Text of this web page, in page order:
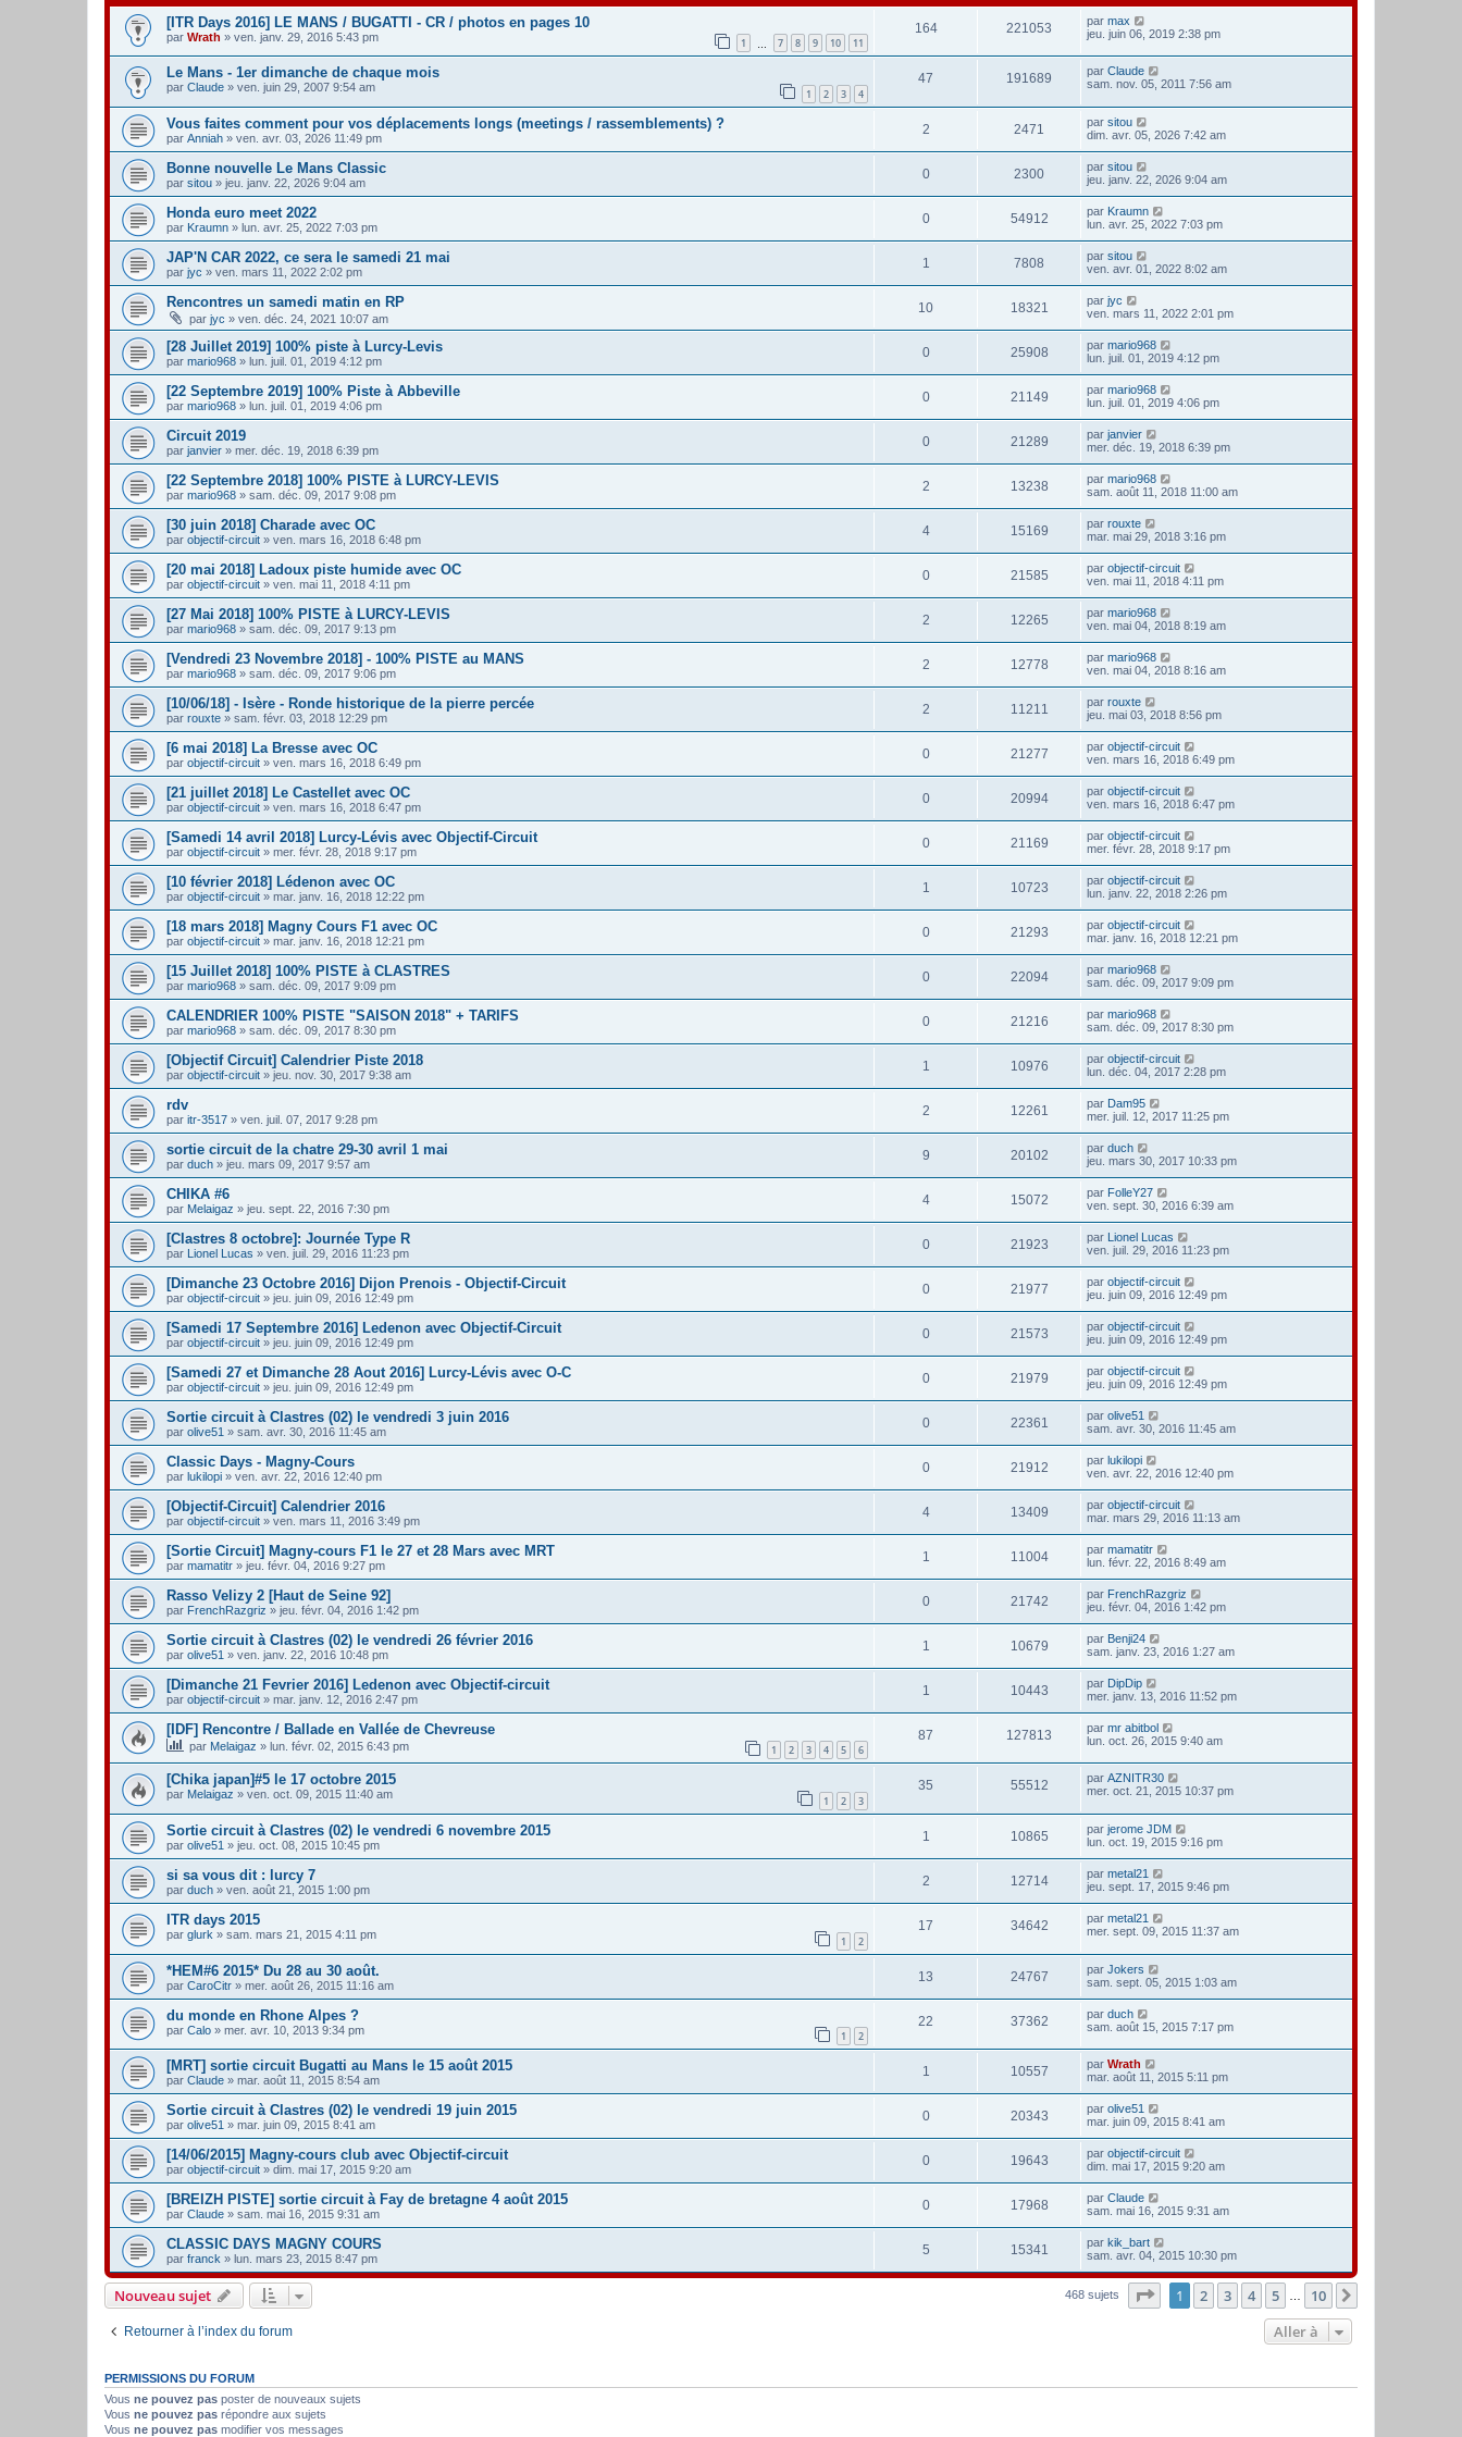
[ITR Days 2016] LE MANS / BUGATTI - CR / photos en pages 10
par Wrath » ven. janv. 29, 2016 5:43 pm 1 7 8 9 10 11
164 221053 par max
jeu. juin 06, 2019 2:38 pm
Le Mans - 1er dimanche de chaque mois
par Claude » ven. juin 29, 2007 9:54 am 1 2 3 4
47 191689 par Claude
sam. nov. 05, 2011 7:56 am
Vous faites comment pour vos déplacements longs (meetings / rassemblements) ?
par Anniah » ven. avr. 03, 2026 11:49 pm
2 2471 par sitou
dim. avr. 05, 2026 7:42 am
Bonne nouvelle Le Mans Classic
par sitou » jeu. janv. 22, 2026 9:04 am
0 2300 par sitou
jeu. janv. 22, 2026 9:04 am
Honda euro meet 2022
par Kraumn » lun. avr. 25, 2022 7:03 pm
0 54912 par Kraumn
lun. avr. 25, 2022 7:03 pm
JAP'N CAR 2022, ce sera le samedi 21 mai
par jyc » ven. mars 11, 2022 2:02 pm
1 7808 par sitou
ven. avr. 01, 2022 8:02 am
Rencontres un samedi matin en RP
par jyc » ven. déc. 24, 2021 10:07 am
10 18321 par jyc
ven. mars 11, 2022 2:01 pm
[28 Juillet 2019] 100% piste à Lurcy-Levis
par mario968 » lun. juil. 01, 2019 4:12 pm
0 25908 par mario968
lun. juil. 01, 2019 4:12 pm
[22 Septembre 2019] 100% Piste à Abbeville
par mario968 » lun. juil. 01, 2019 4:06 pm
0 21149 par mario968
lun. juil. 01, 2019 4:06 pm
Circuit 2019
par janvier » mer. déc. 19, 2018 6:39 pm
0 21289 par janvier
mer. déc. 19, 2018 6:39 pm
[22 Septembre 2018] 100% PISTE à LURCY-LEVIS
par mario968 » sam. déc. 09, 2017 9:08 pm
2 13238 par mario968
sam. août 11, 2018 11:00 am
[30 juin 2018] Charade avec OC
par objectif-circuit » ven. mars 16, 2018 6:48 pm
4 15169 par rouxte
mar. mai 29, 2018 3:16 pm
[20 mai 2018] Ladoux piste humide avec OC
par objectif-circuit » ven. mai 11, 2018 4:11 pm
0 21585 par objectif-circuit
ven. mai 11, 2018 4:11 pm
[27 Mai 2018] 100% PISTE à LURCY-LEVIS
par mario968 » sam. déc. 09, 2017 9:13 pm
2 12265 par mario968
ven. mai 04, 2018 8:19 am
[Vendredi 23 Novembre 2018] - 100% PISTE au MANS
par mario968 » sam. déc. 09, 2017 9:06 pm
2 12778 par mario968
ven. mai 04, 2018 8:16 am
[10/06/18] - Isère - Ronde historique de la pierre percée
par rouxte » sam. févr. 03, 2018 12:29 pm
2 11211 par rouxte
jeu. mai 03, 2018 8:56 pm
[6 mai 2018] La Bresse avec OC
par objectif-circuit » ven. mars 16, 2018 6:49 pm
0 21277 par objectif-circuit
ven. mars 16, 2018 6:49 pm
[21 juillet 2018] Le Castellet avec OC
par objectif-circuit » ven. mars 16, 2018 6:47 pm
0 20994 par objectif-circuit
ven. mars 16, 2018 6:47 pm
[Samedi 14 avril 2018] Lurcy-Lévis avec Objectif-Circuit
par objectif-circuit » mer. févr. 28, 2018 9:17 pm
0 21169 par objectif-circuit
mer. févr. 28, 2018 9:17 pm
[10 février 2018] Lédenon avec OC
par objectif-circuit » mar. janv. 16, 2018 12:22 pm
1 10723 par objectif-circuit
lun. janv. 22, 2018 2:26 pm
[18 mars 2018] Magny Cours F1 avec OC
par objectif-circuit » mar. janv. 16, 2018 12:21 pm
0 21293 par objectif-circuit
mar. janv. 16, 2018 12:21 pm
[15 Juillet 2018] 100% PISTE à CLASTRES
par mario968 » sam. déc. 09, 2017 9:09 pm
0 22094 par mario968
sam. déc. 09, 2017 9:09 pm
CALENDRIER 100% PISTE "SAISON 2018" + TARIFS
par mario968 » sam. déc. 09, 2017 8:30 pm
0 21216 par mario968
sam. déc. 09, 2017 8:30 pm
[Objectif Circuit] Calendrier Piste 2018
par objectif-circuit » jeu. nov. 30, 2017 9:38 am
1 10976 par objectif-circuit
lun. déc. 04, 2017 2:28 pm
rdv
par itr-3517 » ven. juil. 07, 2017 9:28 pm
2 12261 par Dam95
mer. juil. 12, 2017 11:25 pm
sortie circuit de la chatre 29-30 avril 1 mai
par duch » jeu. mars 09, 2017 9:57 am
9 20102 par duch
jeu. mars 30, 2017 10:33 pm
CHIKA #6
par Melaigaz » jeu. sept. 22, 2016 7:30 pm
4 15072 par FolleY27
ven. sept. 30, 2016 6:39 am
[Clastres 8 octobre]: Journée Type R
par Lionel Lucas » ven. juil. 29, 2016 11:23 pm
0 21923 par Lionel Lucas
ven. juil. 29, 2016 11:23 pm
[Dimanche 23 Octobre 2016] Dijon Prenois - Objectif-Circuit
par objectif-circuit » jeu. juin 09, 2016 12:49 pm
0 21977 par objectif-circuit
jeu. juin 09, 2016 12:49 pm
[Samedi 17 Septembre 2016] Ledenon avec Objectif-Circuit
par objectif-circuit » jeu. juin 09, 2016 12:49 pm
0 21573 par objectif-circuit
jeu. juin 09, 2016 12:49 pm
[Samedi 27 et Dimanche 28 Aout 2016] Lurcy-Lévis avec O-C
par objectif-circuit » jeu. juin 09, 2016 12:49 pm
0 21979 par objectif-circuit
jeu. juin 09, 2016 12:49 pm
Sortie circuit à Clastres (02) le vendredi 3 juin 2016
par olive51 » sam. avr. 30, 2016 11:45 am
0 22361 par olive51
sam. avr. 30, 2016 11:45 am
Classic Days - Magny-Cours
par lukilopi » ven. avr. 22, 2016 12:40 pm
0 21912 par lukilopi
ven. avr. 22, 2016 12:40 pm
[Objectif-Circuit] Calendrier 2016
par objectif-circuit » ven. mars 11, 2016 3:49 pm
4 13409 par objectif-circuit
mar. mars 29, 2016 11:13 am
[Sortie Circuit] Magny-cours F1 le 27 et 28 Mars avec MRT
par mamatitr » jeu. févr. 04, 2016 9:27 pm
1 11004 par mamatitr
lun. févr. 22, 2016 8:49 am
Rasso Velizy 2 [Haut de Seine 92]
par FrenchRazgriz » jeu. févr. 04, 2016 1:42 pm
0 21742 par FrenchRazgriz
jeu. févr. 04, 2016 1:42 pm
Sortie circuit à Clastres (02) le vendredi 26 février 2016
par olive51 » ven. janv. 22, 2016 10:48 pm
1 10679 par Benji24
sam. janv. 23, 2016 1:27 am
[Dimanche 21 Fevrier 2016] Ledenon avec Objectif-circuit
par objectif-circuit » mar. janv. 12, 2016 2:47 pm
1 10443 par DipDip
mer. janv. 13, 2016 11:52 pm
[IDF] Rencontre / Ballade en Vallée de Chevreuse
par Melaigaz » lun. févr. 02, 2015 6:43 pm 1 2 3 4 5 6
87 127813 par mr abitbol
lun. oct. 26, 2015 9:40 am
[Chika japan]#5 le 17 octobre 2015
par Melaigaz » ven. oct. 09, 2015 11:40 am 1 2 3
35 55512 par AZNITR30
mer. oct. 21, 2015 10:37 pm
Sortie circuit à Clastres (02) le vendredi 6 novembre 2015
par olive51 » jeu. oct. 08, 2015 10:45 pm
1 10865 par jerome JDM
lun. oct. 19, 2015 9:16 pm
si sa vous dit : lurcy 7
par duch » ven. août 21, 2015 1:00 pm
2 12714 par metal21
jeu. sept. 17, 2015 9:46 pm
ITR days 2015
par glurk » sam. mars 21, 2015 4:11 pm 1 2
17 34642 par metal21
mer. sept. 09, 2015 11:37 am
*HEM#6 2015* Du 28 au 30 août.
par CaroCitr » mer. août 26, 2015 11:16 am
13 24767 par Jokers
sam. sept. 05, 2015 1:03 am
du monde en Rhone Alpes ?
par Calo » mer. avr. 10, 2013 9:34 pm 1 2
22 37362 par duch
sam. août 15, 2015 7:17 pm
[MRT] sortie circuit Bugatti au Mans le 15 août 2015
par Claude » mar. août 11, 2015 8:54 am
1 10557 par Wrath
mar. août 11, 2015 5:11 pm
Sortie circuit à Clastres (02) le vendredi 19 juin 2015
par olive51 » mar. juin 09, 2015 8:41 am
0 20343 par olive51
mar. juin 09, 2015 8:41 am
[14/06/2015] Magny-cours club avec Objectif-circuit
par objectif-circuit » dim. mai 17, 2015 9:20 am
0 19643 par objectif-circuit
dim. mai 17, 2015 9:20 am
[BREIZH PISTE] sortie circuit à Fay de bretagne 4 août 2015
par Claude » sam. mai 16, 2015 9:31 am
0 17968 par Claude
sam. mai 16, 2015 9:31 am
CLASSIC DAYS MAGNY COURS
par franck » lun. mars 23, 2015 8:47 pm
5 15341 par kik_bart
sam. avr. 04, 2015 10:30 pm
Nouveau sujet 468 sujets Page sur10
1 2 3 4 5 10
Retourner à l’index du forum Aller à
PERMISSIONS DU FORUM
Vous ne pouvez pas poster de nouveaux sujets
Vous ne pouvez pas répondre aux sujets
Vous ne pouvez pas modifier vos messages